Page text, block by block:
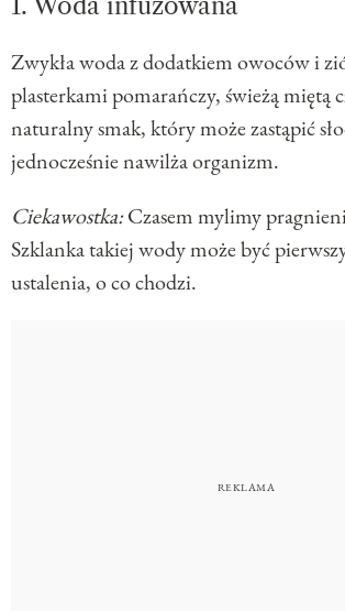
1. Woda infuzowana
Zwykła woda z dodatkiem owoców i
plasterkami pomarańczy, świeżą miętą
naturalny smak, który może zastąpić
jednocześnie nawilża organizm.
Ciekawostka:Czasem mylimy
Szklanka takiej wody może być
ustalenia, o co chodzi.